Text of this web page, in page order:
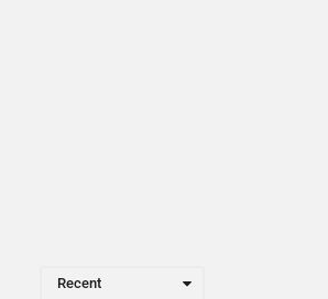
Recent